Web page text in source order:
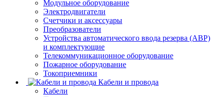
Модульное оборудование
Электродвигатели
Счетчики и аксессуары
Преобразователи
Устройства автоматического ввода резерва (АВР)
и комплектующие
Телекоммуникационное оборудование
Пожарное оборудование
Токоприемники
Кабели и провода
Кабели